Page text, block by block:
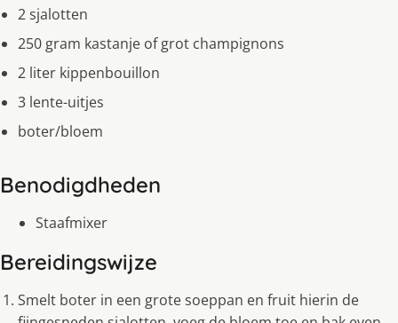
2 sjalotten
250 gram kastanje of grot champignons
2 liter kippenbouillon
3 lente-uitjes
boter/bloem
Benodigdheden
Staafmixer
Bereidingswijze
Smelt boter in een grote soeppan en fruit hierin de